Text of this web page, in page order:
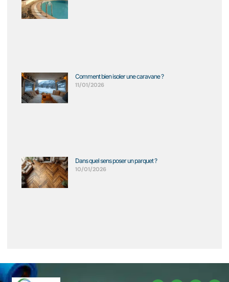
Comment bien isoler une caravane ?
11/01/2026
Dans quel sens poser un parquet ?
10/01/2026